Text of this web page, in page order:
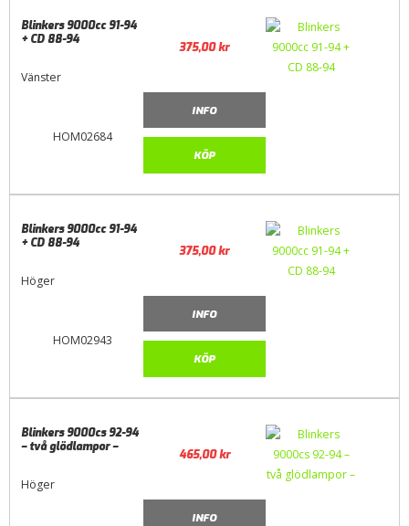
HOM02684
Blinkers 9000cc 91-94
+ CD 88-94
Vänster
375,00kr
INFO
KÖP
HOM02943
Blinkers 9000cc 91-94
+ CD 88-94
Höger
375,00kr
INFO
KÖP
Blinkers 9000cs 92-94
– två glödlampor –
Höger
465,00kr
INFO